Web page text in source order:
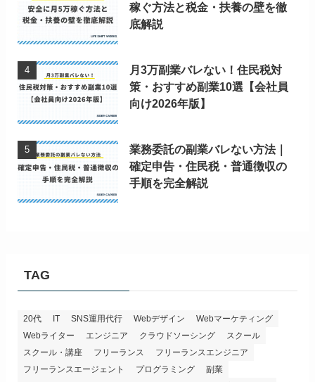
稼ぐ方法と税金・扶養の壁を徹
底解説
月3万副業バレない！住民税対
策・おすすめ副業10選【会社員
向け2026年版】
業務委託の副業バレない方法｜
確定申告・住民税・普通徴収の
手順を完全解説
TAG
20代 IT SNS運用代行 Webデザイン
Webマーケティング
Webライター
エンジニア クラウドソーシング
スクール
スクール・講座
フリーランス
フリーランスエンジニア
フリーランスエージェント
プログラミング
副業